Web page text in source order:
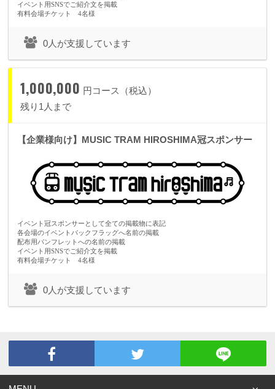
イベント用SNSでご紹介文を掲載
有料会場チケット 4名様
0人が支援しています
1,000,000 円コース（税込）
残り1人まで
【企業様向け】MUSIC TRAM HIROSHIMA冠スポンサー
イベント冠スポンサーとして全ての掲載物に表記
各会場のイベントバックフラッグへ名前の掲載
配布用パンフレットへの名前の掲載
イベント用SNSでご紹介文を掲載
有料会場チケット 4名様
0人が支援しています